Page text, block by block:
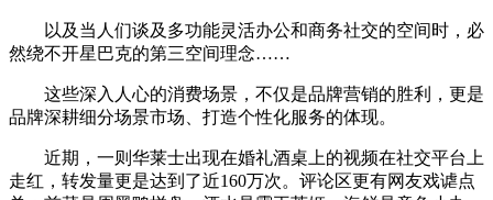
以及当人们谈及多功能灵活办公和商务社交的空间时，必
然绕不开星巴克的第三空间理念……
这些深入人心的消费场景，不仅是品牌营销的胜利，更是
品牌深耕细分场景市场、打造个性化服务的体现。
近期，一则华莱士出现在婚礼酒桌上的视频在社交平台上
走红，转发量更是达到了近160万次。评论区更有网友戏谑点